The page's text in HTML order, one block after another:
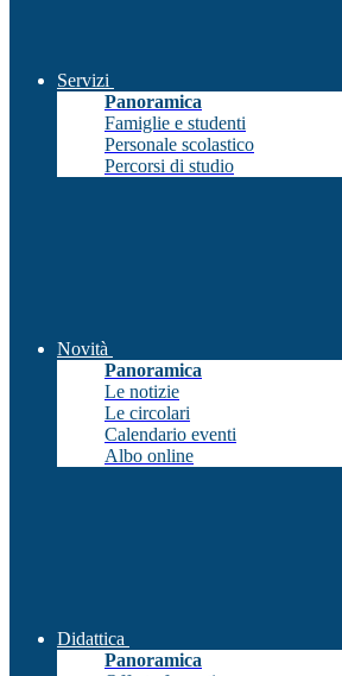
Servizi
Panoramica
Famiglie e studenti
Personale scolastico
Percorsi di studio
Novità
Panoramica
Le notizie
Le circolari
Calendario eventi
Albo online
Didattica
Panoramica